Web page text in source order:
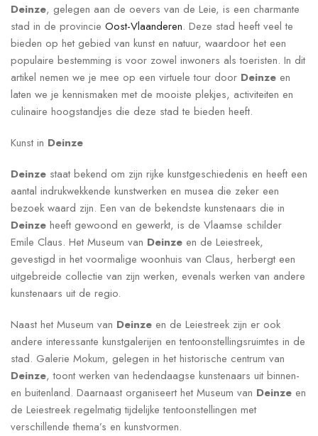
Deinze, gelegen aan de oevers van de Leie, is een charmante
stad in de provincie Oost-Vlaanderen. Deze stad heeft veel te
bieden op het gebied van kunst en natuur, waardoor het een
populaire bestemming is voor zowel inwoners als toeristen. In dit
artikel nemen we je mee op een virtuele tour door Deinze en
laten we je kennismaken met de mooiste plekjes, activiteiten en
culinaire hoogstandjes die deze stad te bieden heeft.
Kunst in Deinze
Deinze staat bekend om zijn rijke kunstgeschiedenis en heeft een
aantal indrukwekkende kunstwerken en musea die zeker een
bezoek waard zijn. Een van de bekendste kunstenaars die in
Deinze heeft gewoond en gewerkt, is de Vlaamse schilder
Emile Claus. Het Museum van Deinze en de Leiestreek,
gevestigd in het voormalige woonhuis van Claus, herbergt een
uitgebreide collectie van zijn werken, evenals werken van andere
kunstenaars uit de regio.
Naast het Museum van Deinze en de Leiestreek zijn er ook
andere interessante kunstgalerijen en tentoonstellingsruimtes in de
stad. Galerie Mokum, gelegen in het historische centrum van
Deinze, toont werken van hedendaagse kunstenaars uit binnen-
en buitenland. Daarnaast organiseert het Museum van Deinze en
de Leiestreek regelmatig tijdelijke tentoonstellingen met
verschillende thema’s en kunstvormen.